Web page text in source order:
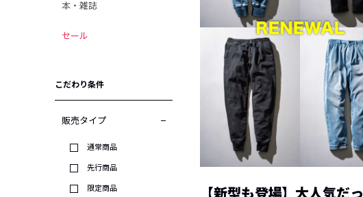
本・雑誌
セール
こだわり条件
販売タイプ
通常商品
先行商品
限定商品
【新型も登場】大人気だっ